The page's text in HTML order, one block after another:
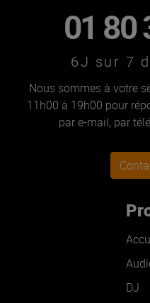
01 80
6J sur 7
Nous sommes à votre
11h00 à 19h00 pour
par e-mail, par
DJ